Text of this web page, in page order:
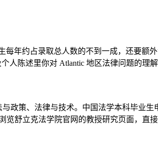
每年约占录取总人数的不到一成，还要额
人陈述里你对 Atlantic 地区法律问题的理
政策、法律与技术。中国法学本科毕业
舒立克法学院官网的教授研究页面，直